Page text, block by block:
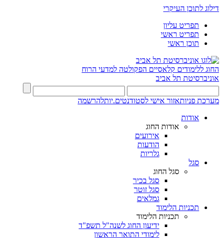
דילוג לתוכן העיקרי
תפריט עליון
תפריט ראשי
תוכן ראשי
החוג ללימודים קלאסיים הפקולטה למדעי הרוח
אוניברסיטת תל אביב
מערכת פניותאזור אישי לסטודנטים.יותלהרשמה
אודות
אודות החוג
אירועים
הודעות
גלריות
סגל
סגל החוג
סגל בכיר
סגל זוטר
גמלאים
תכניות הלימוד
תכניות הלימוד
ידיעון החוג לשנה"ל תשפ"ד
לימודי התואר הראשון